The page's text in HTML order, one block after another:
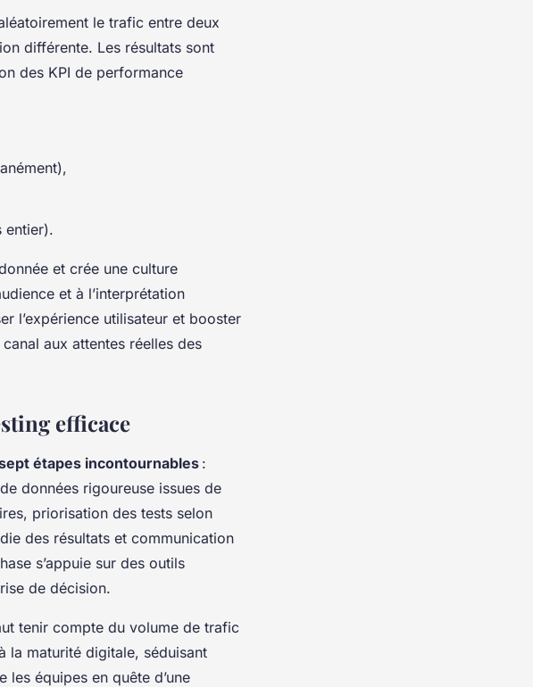
le trafic entre deux
différente. Les résultats sont
des KPI de performance
entier).
et crée une culture
et à l’interprétation
l’expérience utilisateur et booster
aux attentes réelles des
efficace
étapes incontournables:
données rigoureuse issues de
priorisation des tests selon
des résultats et communication
s’appuie sur des outils
de décision.
tenir compte du volume de trafic
la maturité digitale, séduisant
équipes en quête d’une